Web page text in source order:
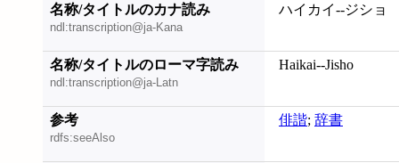
名称/タイトルのカナ読み
ndl:transcription@ja-Kana
ハイカイ--ジショ
名称/タイトルのローマ字読み
ndl:transcription@ja-Latn
Haikai--Jisho
参考
rdfs:seeAlso
俳諧; 辞書